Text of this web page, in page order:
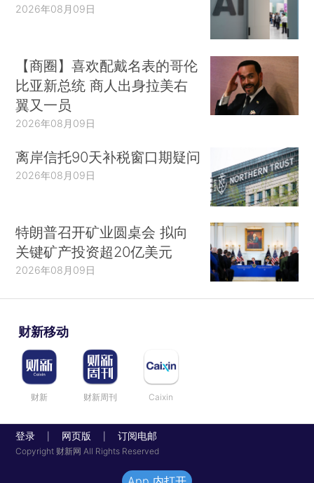
2026年08月09日
【商圈】喜欢配戴名表的哥伦
比亚新总统 商人出身拉美右
翼又一员
2026年08月09日
离岸信托90天补税窗口期疑问
2026年08月09日
特朗普召开矿业圆桌会 拟向
关键矿产投资超20亿美元
2026年08月09日
财新移动
财新 财新周刊 Caixin
登录 网页版 订阅电邮
Copyright 财新网 All Rights Reserved